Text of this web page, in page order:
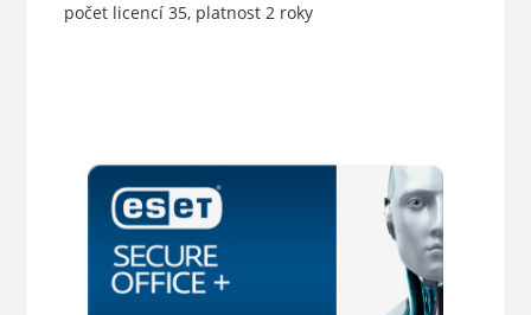
počet licencí 35, platnost 2 roky